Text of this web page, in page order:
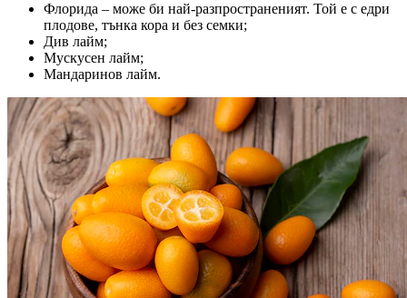
Флорида – може би най-разпространеният. Той е с едри
плодове, тънка кора и без семки;
Див лайм;
Мускусен лайм;
Мандаринов лайм.